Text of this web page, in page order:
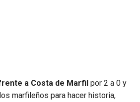
a Costa de Marfil por 2 a 0 y
marfileños para hacer historia,